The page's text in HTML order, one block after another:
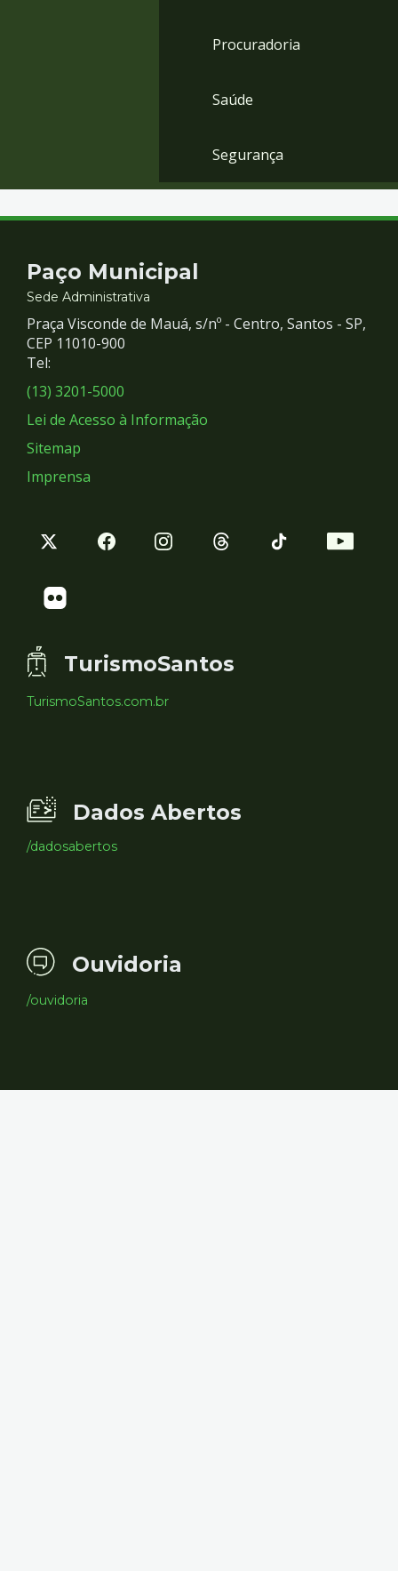
Procuradoria
Saúde
Segurança
Contato
e
Redes
Sociais
Paço Municipal
Sede Administrativa
Praça Visconde de Mauá, s/nº - Centro, Santos - SP,
CEP 11010-900
Tel:
(13) 3201-5000
Lei de Acesso à Informação
Sitemap
Imprensa
TurismoSantos
TurismoSantos.com.br
Dados Abertos
/dadosabertos
Ouvidoria
/ouvidoria